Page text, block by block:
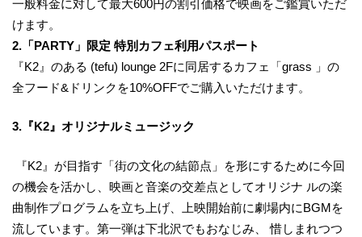
一般料金に対して最大600円の割引価格で映画をご鑑賞いただ
けます。
2.「PARTY」限定 特別カフェ利用パスポート
『K2』のある (tefu) lounge 2Fに同居するカフェ「grass 」の
全フード&ドリンクを10%OFFでご購入いただけます。
3.『K2』オリジナルミュージック
『K2』が目指す「街の文化の結節点」を形にするために今回
の機会を活かし、映画と音楽の交差点としてオリジナ ルの楽
曲制作プログラムを立ち上げ、上映開始前に劇場内にBGMを
流しています。第一弾は下北沢でもおなじみ、 惜しまれつつ